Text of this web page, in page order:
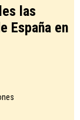
las
España en